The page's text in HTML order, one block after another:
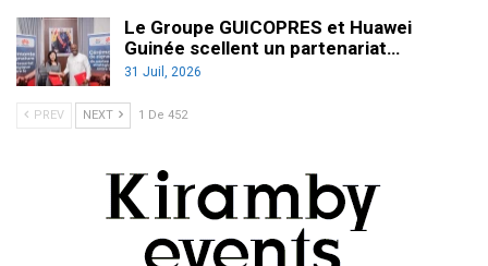
Le Groupe GUICOPRES et Huawei
Guinée scellent un partenariat…
31 Juil, 2026
PREV NEXT 1 De 452